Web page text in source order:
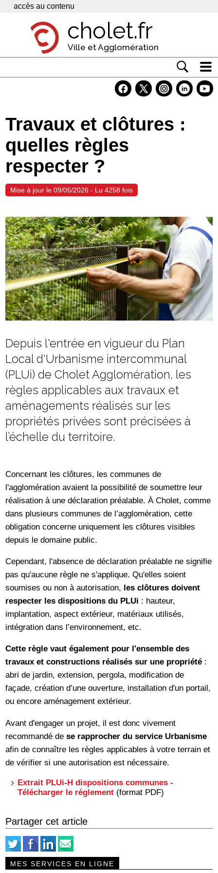
Panneau de gestion des cookies
accès au contenu
cholet.fr
Ville et Agglomération
Economie
Services
Contacts
Travaux et clôtures :
quelles règles
respecter ?
Mise à jour le 09/06/2026 - Lu 4258 fois
Depuis l'entrée en vigueur du Plan
Local d'Urbanisme intercommunal
(PLUi) de Cholet Agglomération, les
règles applicables aux travaux et
aménagements réalisés sur les
propriétés privées sont précisées à
l’échelle du territoire.
Concernant les clôtures, les communes de
l'agglomération avaient la possibilité de soumettre leur
réalisation à une déclaration préalable. À Cholet, comme
dans plusieurs communes de l’agglomération, cette
obligation concerne uniquement les clôtures visibles
depuis le domaine public.
Cependant, l'absence de déclaration préalable ne signifie
pas qu'aucune règle ne s'applique. Qu'elles soient
soumises ou non à autorisation, les clôtures doivent
respecter les dispositions du PLUi : hauteur,
implantation, aspect extérieur, matériaux utilisés,
intégration dans l’environnement, etc.
Cette règle vaut également pour l'ensemble des
travaux et constructions réalisés sur une propriété :
abri de jardin, extension, pergola, modification de
façade, création d’une ouverture, installation d'un portail,
ou encore aménagement extérieur.
Avant d'engager un projet, il est donc vivement
recommandé dese rapprocher du service Urbanisme
afin de connaître les règles applicables à votre terrain et
de vérifier si une autorisation est nécessaire.
Extrait PLUi-H dispositions communes -
Télécharger le réglement (format PDF)
Partager cet article
MES SERVICES EN LIGNE